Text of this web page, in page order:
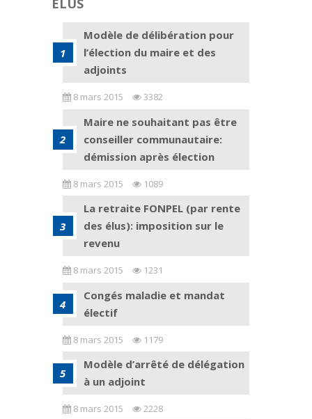
ELUS
Modèle de délibération pour
l’élection du maire et des
adjoints
8 mars 2015 3382
Maire ne souhaitant pas être
conseiller communautaire:
démission après élection
8 mars 2015 1089
La retraite FONPEL (par rente
des élus): imposition sur le
revenu
8 mars 2015 1231
Congés maladie et mandat
électif
8 mars 2015 1179
Modèle d’arrêté de délégation
à un adjoint
8 mars 2015 2228